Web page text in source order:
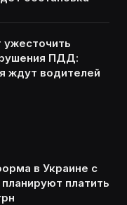
ужесточить
ПДД:
ждут водителей
в Украине с
платить